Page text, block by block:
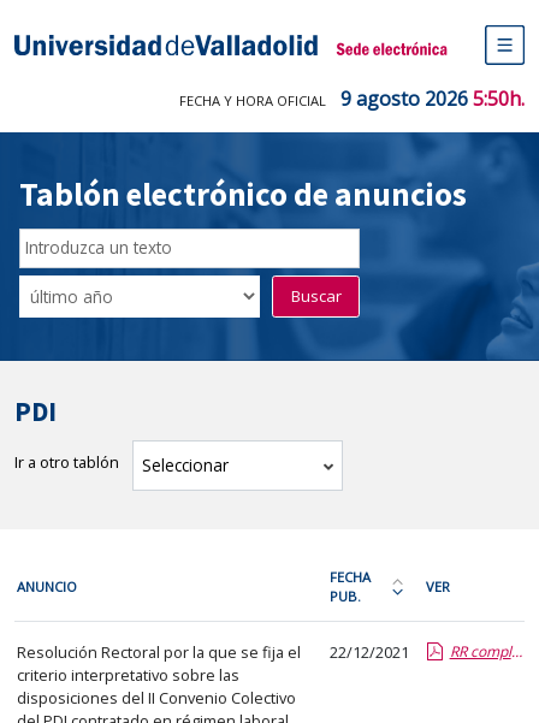
Sede electrónica Universidad de
de
FECHA Y HORA OFICIAL 9 agosto 20265:50h.
Tablón electrónico de anuncios
Buscador
del
Tablón
Filtro
de
Buscar
PDI
Ir a otro tablón Seleccionar tablón
cada
fila
de
la
siguiente
ANUNCIO
FECHA
PUB.
Ordena
la
tabla
VER
Resolución Rectoral por la que se fija el
criterio interpretativo sobre las
disposiciones del II Convenio Colectivo
22/12/2021 RR complemento PDI Laboral